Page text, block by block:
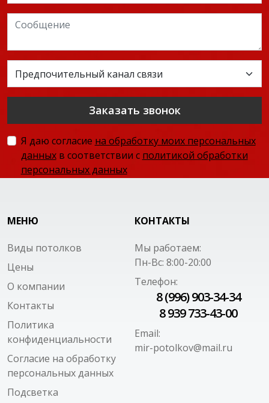
Заказать звонок
Я даю согласие на обработку моих персональных
данныхв соответствии с политикой обработки
персональных данных
МЕНЮ
Виды потолков
Цены
О компании
Контакты
Политика
конфиденциальности
Согласие на обработку
персональных данных
Подсветка
КОНТАКТЫ
Мы работаем:
Пн-Вс: 8:00-20:00
Телефон:
8 (996) 903-34-34
8 939 733-43-00
Email:
mir-potolkov@mail.ru